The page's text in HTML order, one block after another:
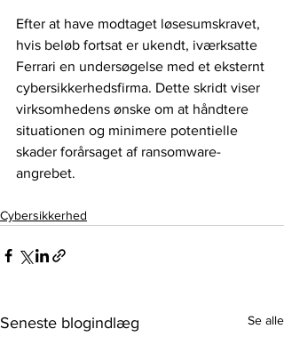
Efter at have modtaget løsesumskravet,
hvis beløb fortsat er ukendt, iværksatte
Ferrari en undersøgelse med et eksternt
cybersikkerhedsfirma. Dette skridt viser
virksomhedens ønske om at håndtere
situationen og minimere potentielle
skader forårsaget af ransomware-
angrebet.
Cybersikkerhed
Seneste blogindlæg Se alle